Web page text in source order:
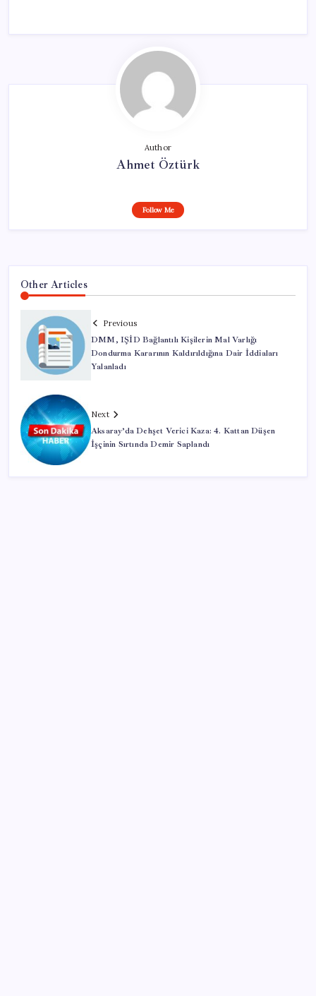
Author
Ahmet Öztürk
Follow Me
Other Articles
Previous
DMM, IŞİD Bağlantılı Kişilerin Mal Varlığı
Dondurma Kararının Kaldırıldığına Dair İddiaları
Yalanladı
Next
Aksaray’da Dehşet Verici Kaza: 4. Kattan Düşen
İşçinin Sırtında Demir Saplandı